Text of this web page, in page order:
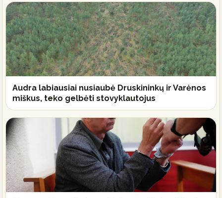
Audra labiausiai nusiaubė Druskininkų ir Varėnos
miškus, teko gelbėti stovyklautojus